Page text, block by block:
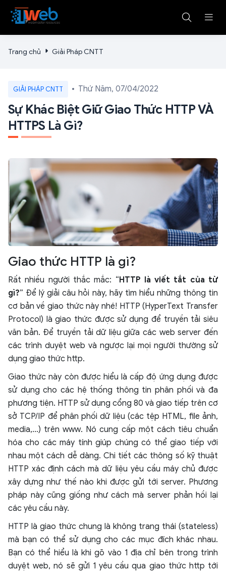
Trang chủ Giải Pháp CNTT
GIẢI PHÁP CNTT Thứ Năm, 07/04/2022
Sự Khác Biệt Giữ Giao Thức HTTP VÀ
HTTPS Là Gì?
Giao thức HTTP là gì?
Rất nhiều người thắc mắc: “HTTP là viết tắt của từ
gì?” Để lý giải câu hỏi này, hãy tìm hiểu những thông tin
cơ bản về giao thức này nhé! HTTP (HyperText Transfer
Protocol) là giao thức được sử dụng để truyền tải siêu
văn bản. Để truyền tải dữ liệu giữa các web server đến
các trình duyệt web và ngược lại mọi người thường sử
dụng giao thức http.
Giao thức này còn được hiểu là cấp độ ứng dụng được
sử dụng cho các hệ thống thông tin phân phối và đa
phương tiện. HTTP sử dụng cổng 80 và giao tiếp trên cơ
sở TCP/IP để phân phối dữ liệu (các tệp HTML, file ảnh,
media,…) trên www. Nó cung cấp một cách tiêu chuẩn
hóa cho các máy tính giúp chúng có thể giao tiếp với
nhau một cách dễ dàng. Chi tiết các thông số kỹ thuật
HTTP xác định cách mà dữ liệu yêu cầu máy chủ được
xây dựng như thế nào khi được gửi tới server. Phương
pháp này cũng giống như cách mà server phản hồi lại
các yêu cầu này.
HTTP là giao thức chung là không trang thái (stateless)
mà bạn có thể sử dụng cho các mục đích khác nhau.
Bạn có thể hiểu là khi gõ vào 1 địa chỉ bên trong trình
duyệt web, nó sẽ gửi 1 yêu cầu qua giao thức http tới